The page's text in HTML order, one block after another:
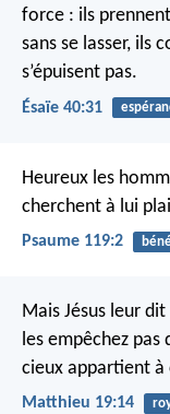
force : ils
sans se lasser, ils
s’épuisent pas.
Ésaïe 40:31
Heureux les
cherchent à lui
Psaume 119:2
Mais Jésus leur
les empêchez
cieux appartient à
Matthieu 19:14